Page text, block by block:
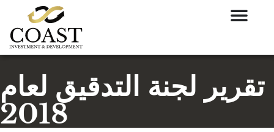
تقرير لجنة التدقيق لعام
2018